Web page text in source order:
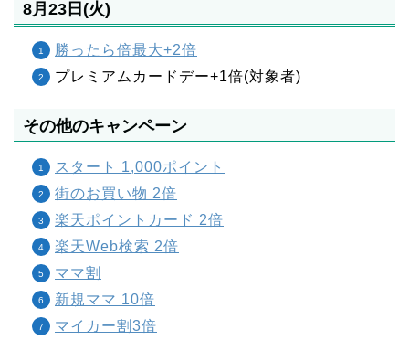
8月23日(火)
勝ったら倍最大+2倍
プレミアムカードデー+1倍(対象者)
その他のキャンペーン
スタート 1,000ポイント
街のお買い物 2倍
楽天ポイントカード 2倍
楽天Web検索 2倍
ママ割
新規ママ 10倍
マイカー割3倍